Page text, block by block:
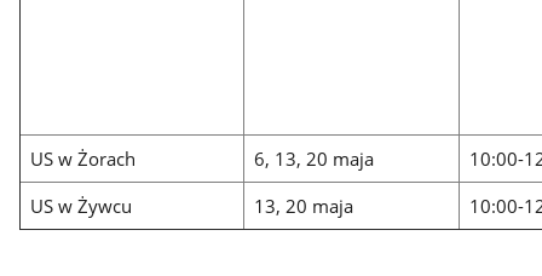
US w Żorach 6, 13, 20 maja
10:00-
US w Żywcu
13, 20 maja 10:00-